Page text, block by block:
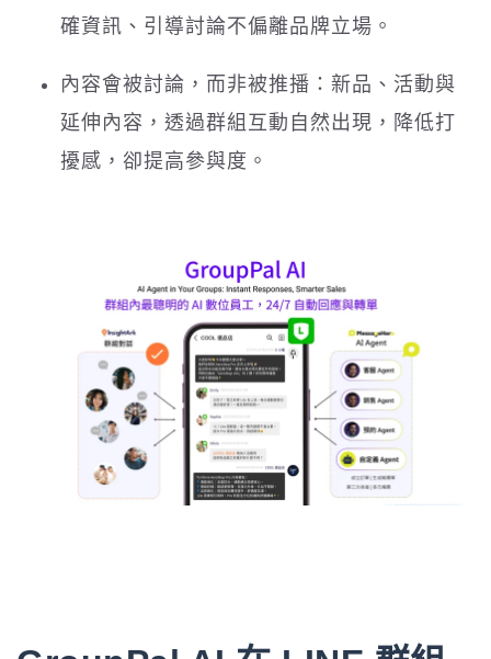
確資訊、引導討論不偏離品牌立場。
內容會被討論，而非被推播：新品、活動與
延伸內容，透過群組互動自然出現，降低打
擾感，卻提高參與度。